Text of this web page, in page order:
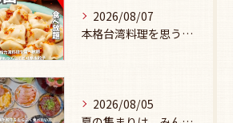
2026/08/07
本格台湾料理を思う存分楽しみたい方に、
2026/08/05